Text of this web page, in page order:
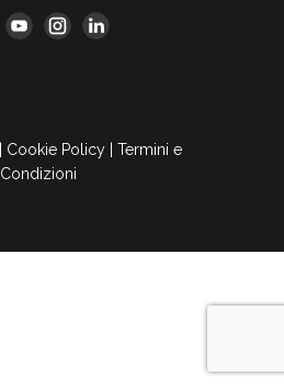
Cookie Policy| Termini e
Condizioni